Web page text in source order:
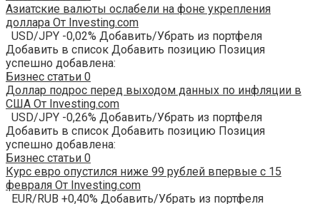
Азиатские валюты ослабели на фоне укрепления
доллара От Investing.com
USD/JPY -0,02% Добавить/Убрать из портфеля
Добавить в список Добавить позицию Позиция
успешно добавлена:
Бизнес статьи 0
Доллар подрос перед выходом данных по инфляции в
США От Investing.com
USD/JPY -0,26% Добавить/Убрать из портфеля
Добавить в список Добавить позицию Позиция
успешно добавлена:
Бизнес статьи 0
Курс евро опустился ниже 99 рублей впервые с 15
февраля От Investing.com
EUR/RUB +0,40% Добавить/Убрать из портфеля